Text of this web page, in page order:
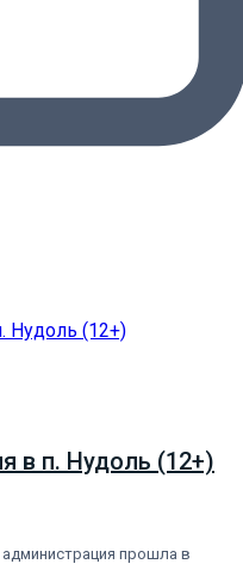
в п. Нудоль (12+)
прошла в